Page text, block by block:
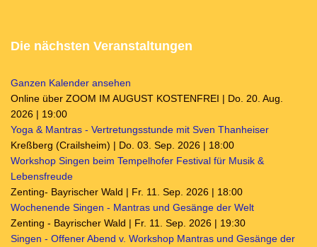
Die nächsten Veranstaltungen
Ganzen Kalender ansehen
Online über ZOOM IM AUGUST KOSTENFREI | Do. 20. Aug.
2026 | 19:00
Yoga & Mantras - Vertretungsstunde mit Sven Thanheiser
Kreßberg (Crailsheim) | Do. 03. Sep. 2026 | 18:00
Workshop Singen beim Tempelhofer Festival für Musik &
Lebensfreude
Zenting- Bayrischer Wald | Fr. 11. Sep. 2026 | 18:00
Wochenende Singen - Mantras und Gesänge der Welt
Zenting - Bayrischer Wald | Fr. 11. Sep. 2026 | 19:30
Singen - Offener Abend v. Workshop Mantras und Gesänge der